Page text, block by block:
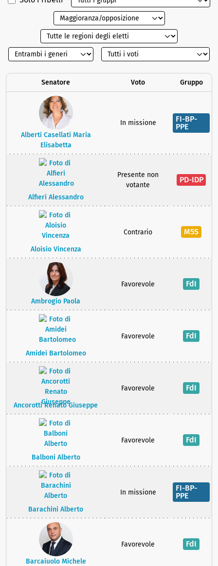
Senatore Voto Gruppo
Alberti Casellati Maria
Elisabetta
In missione
FI-BP-
PPE
Alfieri Alessandro
Presente non
votante
PD-IDP
Aloisio Vincenza
Contrario M5S
Ambrogio Paola
Favorevole FdI
Amidei Bartolomeo
Favorevole FdI
Ancorotti Renato Giuseppe
Favorevole FdI
Balboni Alberto
Favorevole FdI
Barachini Alberto
In missione
FI-BP-
PPE
Barcaiuolo Michele
Favorevole FdI